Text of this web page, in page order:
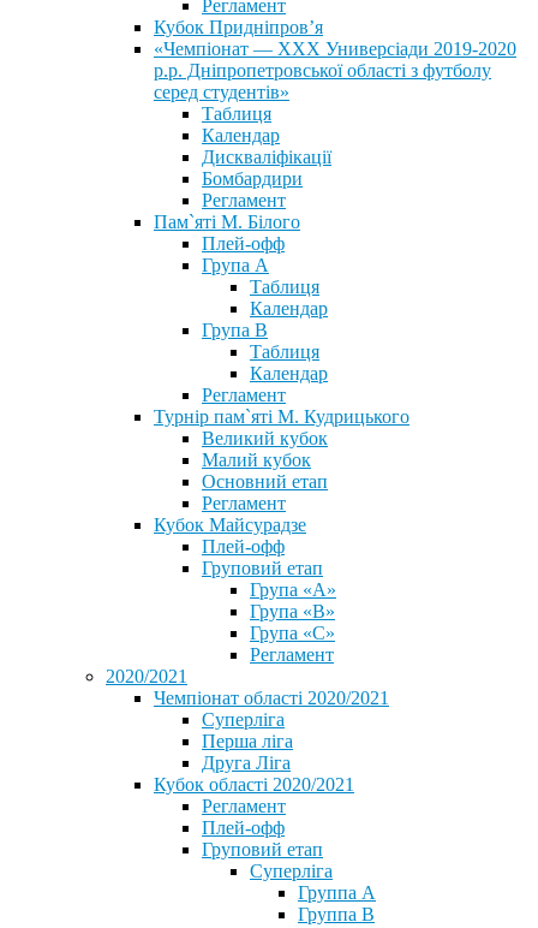
Регламент
Кубок Придніпров’я
«Чемпіонат — ХХХ Универсіади 2019-2020
р.р. Дніпропетровської області з футболу
серед студентів»
Таблиця
Календар
Дискваліфікації
Бомбардири
Регламент
Пам`яті М. Білого
Плей-офф
Група А
Таблиця
Календар
Група В
Таблиця
Календар
Регламент
Турнір пам`яті М. Кудрицького
Великий кубок
Малий кубок
Основний етап
Регламент
Кубок Майсурадзе
Плей-офф
Груповий етап
Група «А»
Група «B»
Група «C»
Регламент
2020/2021
Чемпіонат області 2020/2021
Суперліга
Перша ліга
Друга Ліга
Кубок області 2020/2021
Регламент
Плей-офф
Груповий етап
Суперліга
Группа A
Группа B